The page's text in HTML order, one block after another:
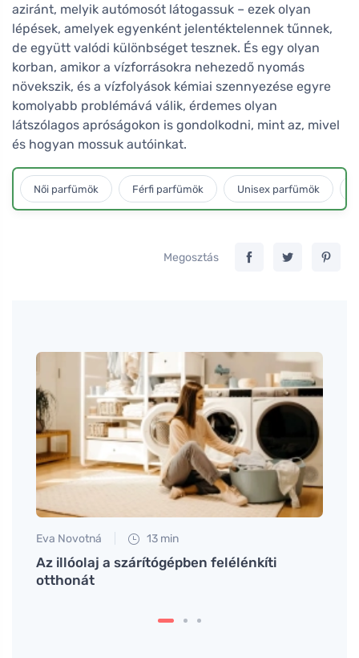
aziránt, melyik autómosót látogassuk – ezek olyan
lépések, amelyek egyenként jelentéktelennek tűnnek,
de együtt valódi különbséget tesznek. És egy olyan
korban, amikor a vízforrásokra nehezedő nyomás
növekszik, és a vízfolyások kémiai szennyezése egyre
komolyabb problémává válik, érdemes olyan
látszólagos apróságokon is gondolkodni, mint az, mivel
és hogyan mossuk autóinkat.
Női parfümök Férfi parfümök Unisex parfümök
Megosztás
Eva Novotná 13 min
Az illóolaj a szárítógépben felélénkíti
otthonát